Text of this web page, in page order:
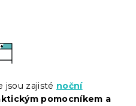
jsou zajisté noční
pomocníkem a